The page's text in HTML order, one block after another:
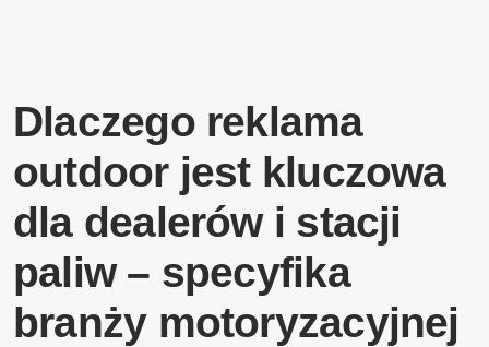
Dlaczego reklama
outdoor jest kluczowa
dla dealerów i stacji
paliw – specyfika
branży motoryzacyjnej